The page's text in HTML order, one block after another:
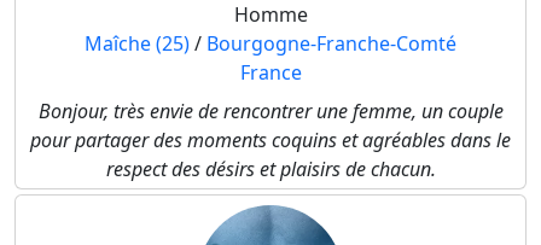
Homme
Maîche (25)/ Bourgogne-Franche-Comté
France
Bonjour, très envie de rencontrer une femme, un couple
pour partager des moments coquins et agréables dans le
respect des désirs et plaisirs de chacun.